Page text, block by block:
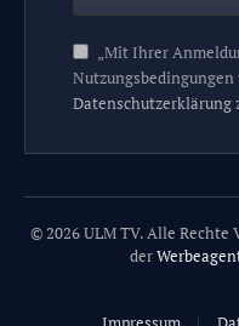
„Mit Ihrer
Nutzungsbedingungen
Datenschutzerklärung
© 2026 ULM TV. Alle Rechte
der